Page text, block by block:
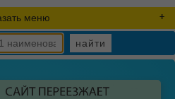
меню
найти